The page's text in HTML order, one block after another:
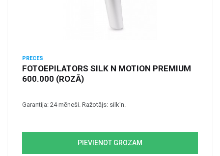
PRECES
FOTOEPILATORS SILK N MOTION PREMIUM
600.000 (ROZĀ)
Garantija: 24 mēneši. Ražotājs: silk'n.
PIEVIENOT GROZAM